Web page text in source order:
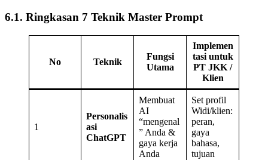
6.1. Ringkasan 7 Teknik Master Prompt
No Teknik
Fungsi
Utama
Implemen
tasi untuk
PT JKK /
Klien
1
Personalis
asi
ChatGPT
Membuat
AI
“mengenal
” Anda &
gaya kerja
Anda
Set profil
Widi/klien:
peran,
gaya
bahasa,
tujuan